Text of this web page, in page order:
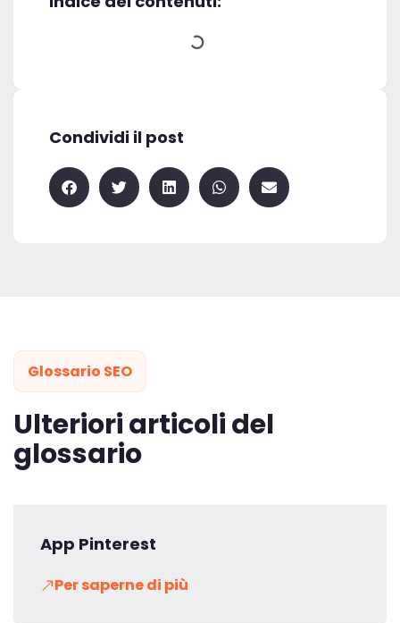
Condividi il post
Glossario SEO
Ulteriori articoli del
glossario
App Pinterest
Per saperne di più